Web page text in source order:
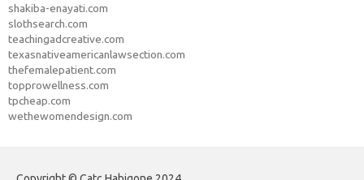
shakiba-enayati.com
slothsearch.com
teachingadcreative.com
texasnativeamericanlawsection.com
thefemalepatient.com
topprowellness.com
tpcheap.com
wethewomendesign.com